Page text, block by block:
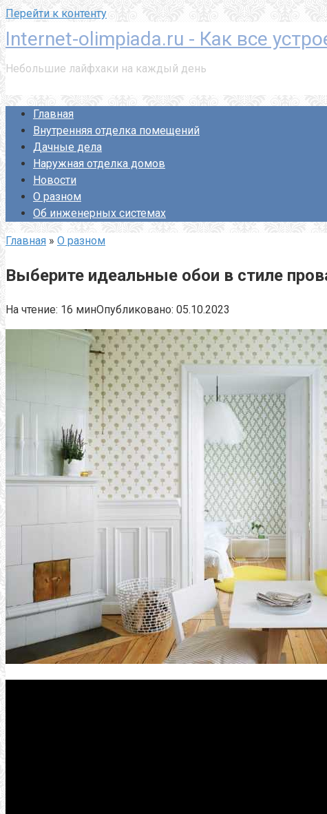
Перейти к контенту
Internet-olimpiada.ru - Как все
Небольшие лайфхаки на каждый день
Главная
Внутренняя отделка помещений
Дачные дела
Наружная отделка домов
Новости
О разном
Об инженерных системах
Главная » О разном
Выберите идеальные обои в стиле
На чтение: 16 минОпубликовано: 05.10.2023